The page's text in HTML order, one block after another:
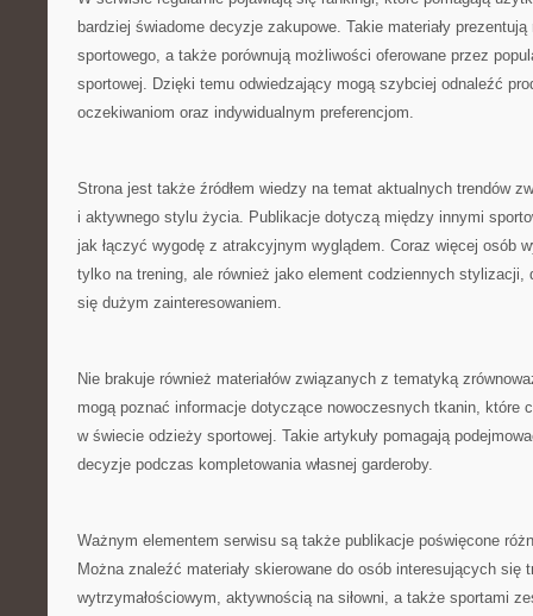
bardziej świadome decyzje zakupowe. Takie materiały
sportowego, a także porównują możliwości oferowane przez
sportowej. Dzięki temu odwiedzający mogą szybciej odnaleźć
oczekiwaniom oraz indywidualnym preferencjom.
Strona jest także źródłem wiedzy na temat aktualnych trendów
i aktywnego stylu życia. Publikacje dotyczą między innymi
jak łączyć wygodę z atrakcyjnym wyglądem. Coraz więcej osób
tylko na trening, ale również jako element codziennych stylizacji,
się dużym zainteresowaniem.
Nie brakuje również materiałów związanych z tematyką
mogą poznać informacje dotyczące nowoczesnych tkanin, które
w świecie odzieży sportowej. Takie artykuły pomagają
decyzje podczas kompletowania własnej garderoby.
Ważnym elementem serwisu są także publikacje poświęcone
Można znaleźć materiały skierowane do osób interesujących się
wytrzymałościowym, aktywnością na siłowni, a także sportami